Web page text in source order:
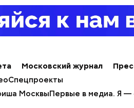
Московский журнал
Спецпроекты
МосквыПервые в медиа. Я —